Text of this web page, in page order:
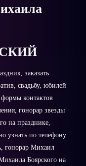
заказать
свадьбу, юбилей
контактов
гонорар звезды
на празднике,
узнать по телефону
гонорар Михаил
Боярского на